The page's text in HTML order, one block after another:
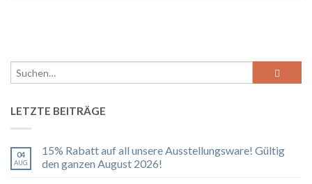
LETZTE BEITRÄGE
04
AUG.
15% Rabatt auf all unsere Ausstellungsware! Gültig
den ganzen August 2026!